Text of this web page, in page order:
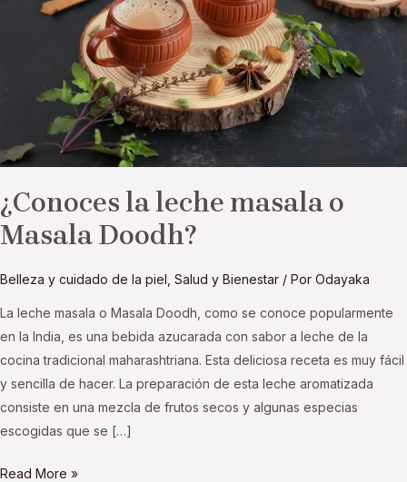
¿Conoces la leche masala o
Masala Doodh?
Belleza y cuidado de la piel Salud y Bienestar / Por Odayaka
La leche masala o Masala Doodh, como se conoce popularmente
en la India, es una bebida azucarada con sabor a leche de la
cocina tradicional maharashtriana. Esta deliciosa receta es muy fácil
y sencilla de hacer. La preparación de esta leche aromatizada
consiste en una mezcla de frutos secos y algunas especias
escogidas que se […]
Read More »